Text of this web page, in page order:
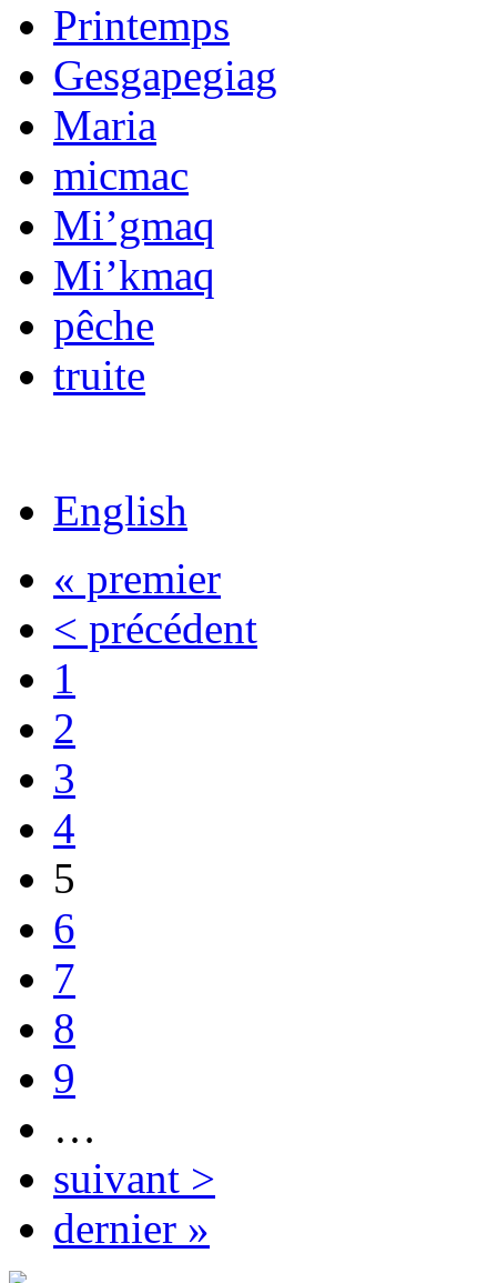
Printemps
Gesgapegiag
Maria
micmac
Mi’gmaq
Mi’kmaq
pêche
truite
English
« premier
< précédent
1
2
3
4
5
6
7
8
9
…
suivant >
dernier »